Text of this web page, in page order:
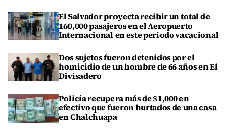
El Salvador proyecta recibir un total de
160,000 pasajeros en el Aeropuerto
Internacional en este periodo vacacional
Dos sujetos fueron detenidos por el
homicidio de un hombre de 66 años en El
Divisadero
Policía recupera más de $1,000 en
efectivo que fueron hurtados de una casa
en Chalchuapa